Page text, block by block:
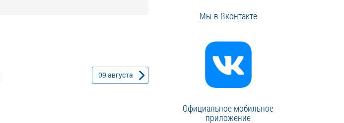
09 августа
Мы в Вконтакте
Официальное мобильное
приложение